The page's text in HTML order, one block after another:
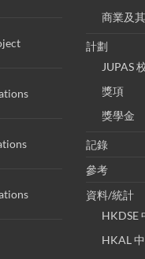
商業及
計劃
JUPAS
獎項
獎學金
記錄
參考
資料/統計
HKDSE
HKAL